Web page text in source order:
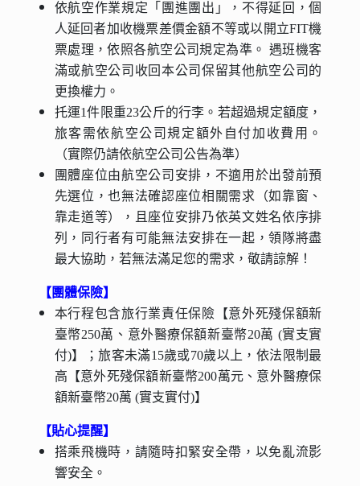
依航空作業規定「團進團出」，不得延回，個
人延回者加收機票差價金額不等或以開立FIT機
票處理，依照各航空公司規定為準。 遇班機客
滿或航空公司收回本公司保留其他航空公司的
更換權力。
托運1件限重23公斤的行李。若超過規定額度，
旅客需依航空公司規定額外自付加收費用。
（實際仍請依航空公司公告為準）
團體座位由航空公司安排，不適用於出發前預
先選位，也無法確認座位相關需求（如靠窗、
靠走道等），且座位安排乃依英文姓名依序排
列，同行者有可能無法安排在一起，領隊將盡
最大協助，若無法滿足您的需求，敬請諒解！
【團體保險】
本行程包含旅行業責任保險【意外死殘保額新
臺幣250萬、意外醫療保額新臺幣20萬 (實支實
付)】；旅客未滿15歲或70歲以上，依法限制最
高【意外死殘保額新臺幣200萬元、意外醫療保
額新臺幣20萬 (實支實付)】
【貼心提醒】
搭乘飛機時，請隨時扣緊安全帶，以免亂流影
響安全。